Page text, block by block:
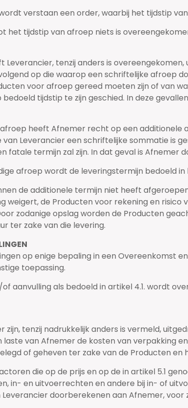
verstaan een order, waarbij het tijdstip
het tijdstip van afroep niets is
Leverancier, tenzij anders is
op die waarop een schriftelijke afroep
voor afroep gereed moeten zijn of van
tijdstip te zijn geschied. In deze
heeft Afnemer recht op een
Leverancier een schriftelijke sommatie is
fatale termijn zal zijn. In dat geval is Afnemer
afroep wordt de leveringstermijn bedoeld
de additionele termijn niet heeft
weigert, de Producten voor rekening en
zodanige opslag worden de Producten
ter zake van die levering.
op enige bepaling in een
toepassing.
aanvulling als bedoeld in artikel 4.1. wordt
zijn, tenzij nadrukkelijk anders is vermeld,
van Afnemer de kosten van verpakking
of geheven ter zake van de Producten en
die op de prijs en op de in artikel 5.1
in- en uitvoerrechten en andere bij in- of
doorberekenen aan Afnemer,